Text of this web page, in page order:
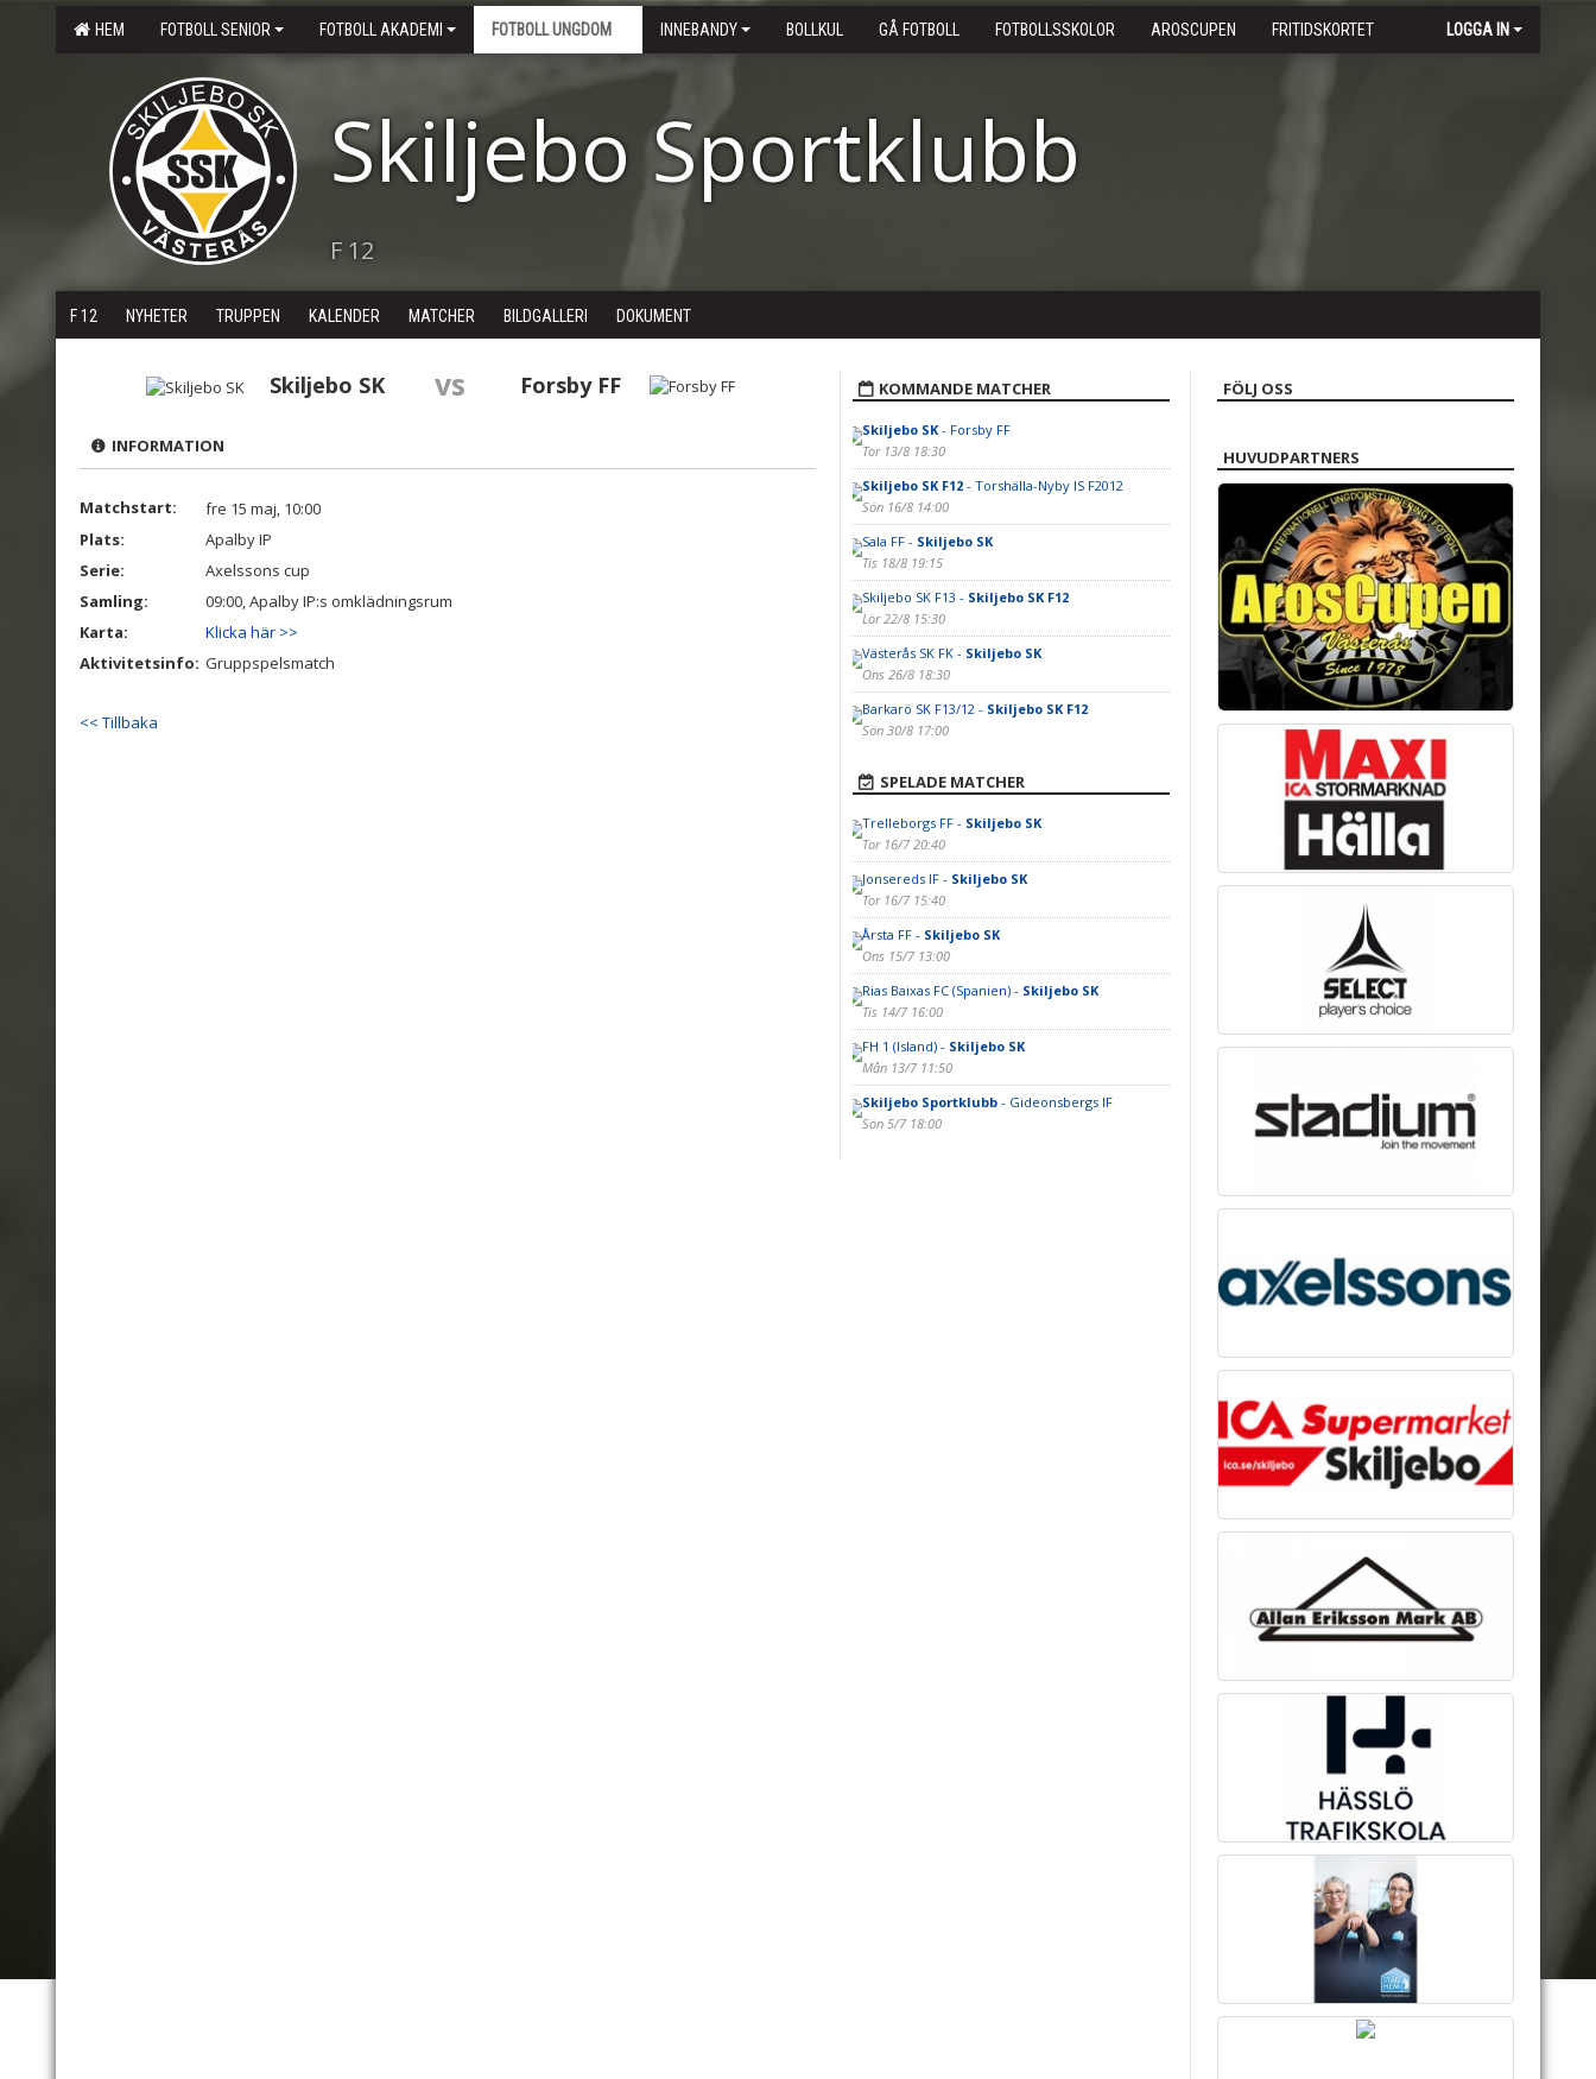
HEM FOTBOLL SENIOR FOTBOLL AKADEMI FOTBOLL UNGDOM INNEBANDY BOLLKUL GÅ FOTBOLL FOTBOLLSSKOLOR AROSCUPEN FRITIDSKORTET LOGGA IN
Skiljebo Sportklubb
F 12
F 12 NYHETER TRUPPEN KALENDER MATCHER BILDGALLERI DOKUMENT
Skiljebo SK vs Forsby FF
INFORMATION
Matchstart:
fre 15 maj, 10:00
Plats:
Apalby IP
Serie:
Axelssons cup
Samling:
09:00, Apalby IP:s omklädningsrum
Karta:
Klicka här >>
Aktivitetsinfo: Gruppspelsmatch
<< Tillbaka
KOMMANDE MATCHER
Skiljebo SK- Forsby FF
Tor 13/8 18:30
Skiljebo SK F12- Torshälla-Nyby IS F2012
Sön 16/8 14:00
Sala FF - Skiljebo SK
Tis 18/8 19:15
Skiljebo SK F13 - Skiljebo SK F12
Lör 22/8 15:30
Västerås SK FK - Skiljebo SK
Ons 26/8 18:30
Barkarö SK F13/12 - Skiljebo SK F12
Sön 30/8 17:00
SPELADE MATCHER
Trelleborgs FF - Skiljebo SK
Tor 16/7 20:40
Jonsereds IF - Skiljebo SK
Tor 16/7 15:40
Årsta FF - Skiljebo SK
Ons 15/7 13:00
Rias Baixas FC (Spanien) - Skiljebo SK
Tis 14/7 16:00
FH 1 (Island) - Skiljebo SK
Mån 13/7 11:50
Skiljebo Sportklubb- Gideonsbergs IF
Sön 5/7 18:00
FÖLJ OSS
HUVUDPARTNERS